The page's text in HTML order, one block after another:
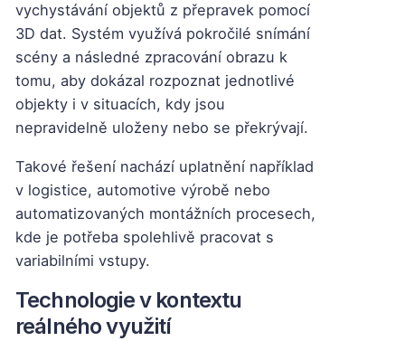
vychystávání objektů z přepravek pomocí
3D dat. Systém využívá pokročilé snímání
scény a následné zpracování obrazu k
tomu, aby dokázal rozpoznat jednotlivé
objekty i v situacích, kdy jsou
nepravidelně uloženy nebo se překrývají.
Takové řešení nachází uplatnění například
v logistice, automotive výrobě nebo
automatizovaných montážních procesech,
kde je potřeba spolehlivě pracovat s
variabilními vstupy.
Technologie v kontextu
reálného využití